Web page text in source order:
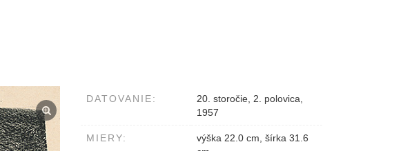
DATOVANIE:
20. storočie, 2. polovica,
1957
MIERY:
výška 22.0 cm, šírka 31.6